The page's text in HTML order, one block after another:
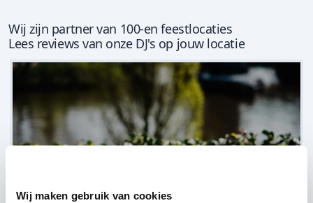
Wij maken gebruik van cookies
Wij zijn partner van 100-en feestlocaties
Lees reviews van onze DJ's op jouw locatie